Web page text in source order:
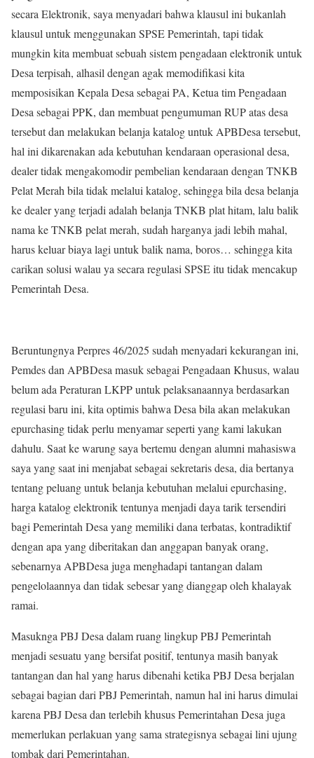
secara Elektronik, saya menyadari bahwa klausul ini bukanlah
klausul untuk menggunakan SPSE Pemerintah, tapi tidak
mungkin kita membuat sebuah sistem pengadaan elektronik untuk
Desa terpisah, alhasil dengan agak memodifikasi kita
memposisikan Kepala Desa sebagai PA, Ketua tim Pengadaan
Desa sebagai PPK, dan membuat pengumuman RUP atas desa
tersebut dan melakukan belanja katalog untuk APBDesa tersebut,
hal ini dikarenakan ada kebutuhan kendaraan operasional desa,
dealer tidak mengakomodir pembelian kendaraan dengan TNKB
Pelat Merah bila tidak melalui katalog, sehingga bila desa belanja
ke dealer yang terjadi adalah belanja TNKB plat hitam, lalu balik
nama ke TNKB pelat merah, sudah harganya jadi lebih mahal,
harus keluar biaya lagi untuk balik nama, boros… sehingga kita
carikan solusi walau ya secara regulasi SPSE itu tidak mencakup
Pemerintah Desa.
Beruntungnya Perpres 46/2025 sudah menyadari kekurangan ini,
Pemdes dan APBDesa masuk sebagai Pengadaan Khusus, walau
belum ada Peraturan LKPP untuk pelaksanaannya berdasarkan
regulasi baru ini, kita optimis bahwa Desa bila akan melakukan
epurchasing tidak perlu menyamar seperti yang kami lakukan
dahulu. Saat ke warung saya bertemu dengan alumni mahasiswa
saya yang saat ini menjabat sebagai sekretaris desa, dia bertanya
tentang peluang untuk belanja kebutuhan melalui epurchasing,
harga katalog elektronik tentunya menjadi daya tarik tersendiri
bagi Pemerintah Desa yang memiliki dana terbatas, kontradiktif
dengan apa yang diberitakan dan anggapan banyak orang,
sebenarnya APBDesa juga menghadapi tantangan dalam
pengelolaannya dan tidak sebesar yang dianggap oleh khalayak
ramai.
Masuknga PBJ Desa dalam ruang lingkup PBJ Pemerintah
menjadi sesuatu yang bersifat positif, tentunya masih banyak
tantangan dan hal yang harus dibenahi ketika PBJ Desa berjalan
sebagai bagian dari PBJ Pemerintah, namun hal ini harus dimulai
karena PBJ Desa dan terlebih khusus Pemerintahan Desa juga
memerlukan perlakuan yang sama strategisnya sebagai lini ujung
tombak dari Pemerintahan.